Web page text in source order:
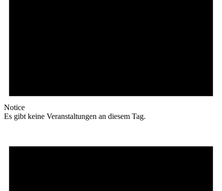
Notice
Es gibt keine Veranstaltungen an diesem Tag.